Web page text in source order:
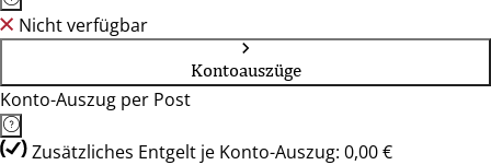
Nicht verfügbar
Kontoauszüge
Konto-Auszug per Post
Zusätzliches Entgelt je Konto-Auszug: 0,00 €